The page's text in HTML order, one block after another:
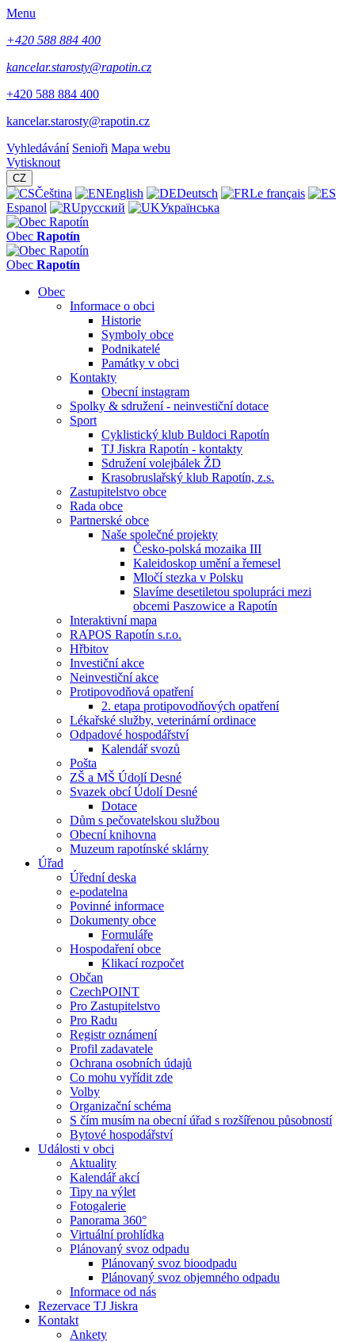
Menu
+420 588 884 400
kancelar.starosty@rapotin.cz
+420 588 884 400
kancelar.starosty@rapotin.cz
Vyhledávání Senioři Mapa webu
Vytisknout
CZ
Čeština English Deutsch
Le français
Espanol
русский Українська
Obec Rapotín
Obec Rapotín
Obec
Informace o obci
Historie
Symboly obce
Podnikatelé
Památky v obci
Kontakty
Obecní instagram
Spolky & sdružení - neinvestiční dotace
Sport
Cyklistický klub Buldoci Rapotín
TJ Jiskra Rapotín - kontakty
Sdružení volejbálek ŽD
Krasobruslařský klub Rapotín, z.s.
Zastupitelstvo obce
Rada obce
Partnerské obce
Naše společné projekty
Česko-polská mozaika III
Kaleidoskop umění a řemesel
Mločí stezka v Polsku
Slavíme desetiletou spolupráci mezi
obcemi Paszowice a Rapotín
Interaktivní mapa
RAPOS Rapotín s.r.o.
Hřbitov
Investiční akce
Neinvestiční akce
Protipovodňová opatření
2. etapa protipovodňových opatření
Lékařské služby, veterinární ordinace
Odpadové hospodářství
Kalendář svozů
Pošta
ZŠ a MŠ Údolí Desné
Svazek obcí Údolí Desné
Dotace
Dům s pečovatelskou službou
Obecní knihovna
Muzeum rapotínské sklárny
Úřad
Úřední deska
e-podatelna
Povinné informace
Dokumenty obce
Formuláře
Hospodaření obce
Klikací rozpočet
Občan
CzechPOINT
Pro Zastupitelstvo
Pro Radu
Registr oznámení
Profil zadavatele
Ochrana osobních údajů
Co mohu vyřídit zde
Volby
Organizační schéma
S čím musím na obecní úřad s rozšířenou působností
Bytové hospodářství
Události v obci
Aktuality
Kalendář akcí
Tipy na výlet
Fotogalerie
Panorama 360°
Virtuální prohlídka
Plánovaný svoz odpadu
Plánovaný svoz bioodpadu
Plánovaný svoz objemného odpadu
Informace od nás
Rezervace TJ Jiskra
Kontakt
Ankety